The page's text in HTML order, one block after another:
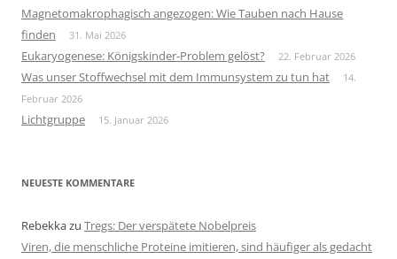
Magnetomakrophagisch angezogen: Wie Tauben nach Hause
finden
31. Mai 2026
Eukaryogenese: Königskinder-Problem gelöst? 22. Februar 2026
Was unser Stoffwechsel mit dem Immunsystem zu tun hat
14.
Februar 2026
Lichtgruppe 15. Januar 2026
NEUESTE KOMMENTARE
Rebekkazu Tregs: Der verspätete Nobelpreis
Viren, die menschliche Proteine imitieren, sind häufiger als gedacht